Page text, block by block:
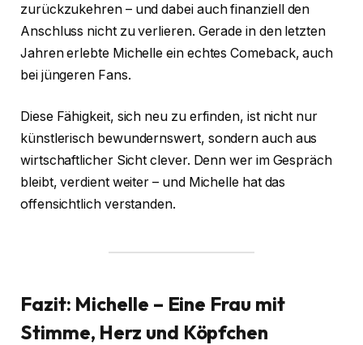
zurückzukehren – und dabei auch finanziell den
Anschluss nicht zu verlieren. Gerade in den letzten
Jahren erlebte Michelle ein echtes Comeback, auch
bei jüngeren Fans.
Diese Fähigkeit, sich neu zu erfinden, ist nicht nur
künstlerisch bewundernswert, sondern auch aus
wirtschaftlicher Sicht clever. Denn wer im Gespräch
bleibt, verdient weiter – und Michelle hat das
offensichtlich verstanden.
Fazit: Michelle – Eine Frau mit
Stimme, Herz und Köpfchen